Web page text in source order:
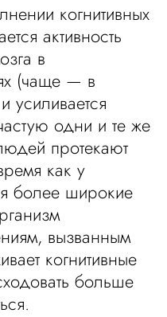
когнитивных
активность
в
(чаще — в
усиливается
одни и те же
протекают
как у
более широкие
вызванным
когнитивные
больше